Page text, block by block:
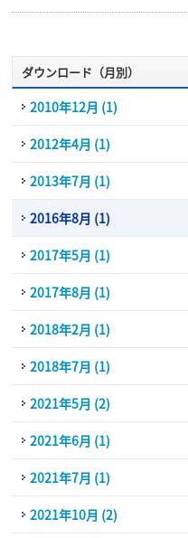
ダウンロード（月別）
2010年12月 (1)
2012年4月 (1)
2013年7月 (1)
2016年8月 (1)
2017年5月 (1)
2017年8月 (1)
2018年2月 (1)
2018年7月 (1)
2021年5月 (2)
2021年6月 (1)
2021年7月 (1)
2021年10月 (2)